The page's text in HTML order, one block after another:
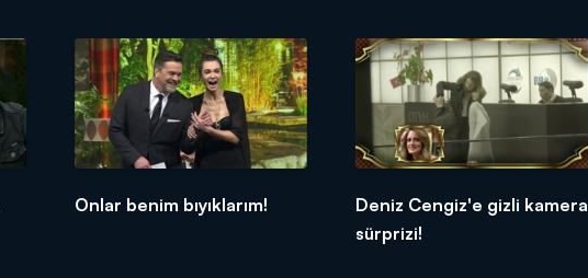
Onlar benim bıyıklarım!
Deniz Cengiz'e gizli kamera
sürprizi!